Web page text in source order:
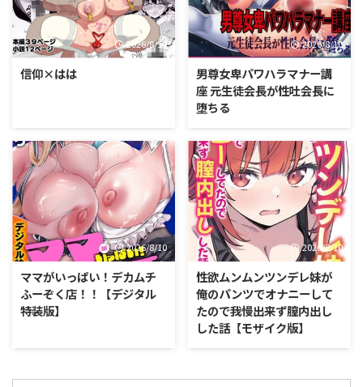
2026/8/10
信仰×はは
2026/8/10
男尊女卑パワハラマナー講
座 元生徒会長が性吐会長に
堕ちる
2026/8/10
ママがいっぱい！デカムチ
ふーぞく店！！【デジタル
特装版】
2026/8/10
性欲ムンムンツンデレ妹が
俺のパンツでオナニーして
たので我慢出来ず膣内出し
した話【モザイク版】